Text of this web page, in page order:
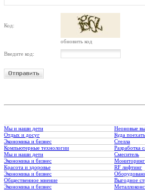
Код:
обновить код
Введите код:
Мы и наши дети
Неоновые
Отдых и досуг
Куда
Экономика и бизнес
Стелла
Компьютерные технологии
Разработка
Мы и наши дети
Смеситель
Экономика и бизнес
Мониторинг
Красота и здоровье
RF лифтинг
Экономика и бизнес
Общественное мнение
Выгодное
Экономика и бизнес